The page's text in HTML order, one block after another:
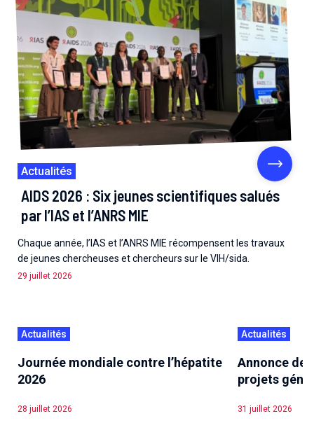
Actualités
AIDS 2026 : Six jeunes scientifiques salués
par l’IAS et l’ANRS MIE
Chaque année, l’IAS et l’ANRS MIE récompensent les travaux
de jeunes chercheuses et chercheurs sur le VIH/sida.
29 juillet 2026
Actualités
Journée mondiale contre l’hépatite
2026
28 juillet 2026
Actualités
Annonce
projets
31 juillet 2026